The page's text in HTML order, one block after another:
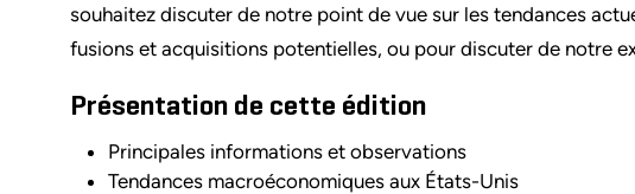
souhaitez discuter de notre point de vue sur les tendances
fusions et acquisitions potentielles, ou pour discuter de notre
Présentation de cette édition
Principales informations et observations
Tendances macroéconomiques aux États-Unis